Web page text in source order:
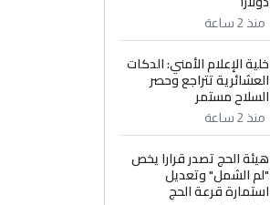
منذ 2 ساعة
خلية الإعلام الأمني: الدكات
العشائرية تتراجع وحصر
السلاح مستمر
منذ 2 ساعة
هيئة الحج تصدر قرارا يخص
"لم الشمل" وتعديل
استمارة قرعة الحج